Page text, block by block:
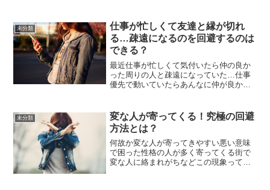
繋がります。これから絶縁を考えている
人に向けてまとめていきた...
未分類
仕事が忙しくて友達と縁が切れ
る…疎遠になるのを回避するのは
できる？
最近仕事が忙しくて気付いたら仲の良か
った周りの人と疎遠になっていた…仕事
優先で動いていたらあんなに仲が良かっ
はできないのでしょうか。また、忙しく
て周りの人と疎遠になった...
未分類
変な人が寄ってくる！究極の回避
方法とは？
何故か変な人が寄ってきやすい悪い意味
で困った性格の人が多く寄ってくる街で
変な人に絡まれがちなどこの現象って同